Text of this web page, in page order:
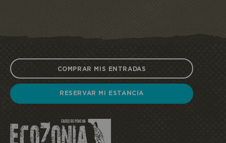
COMPRAR MIS ENTRADAS
RESERVAR MI ESTANCIA